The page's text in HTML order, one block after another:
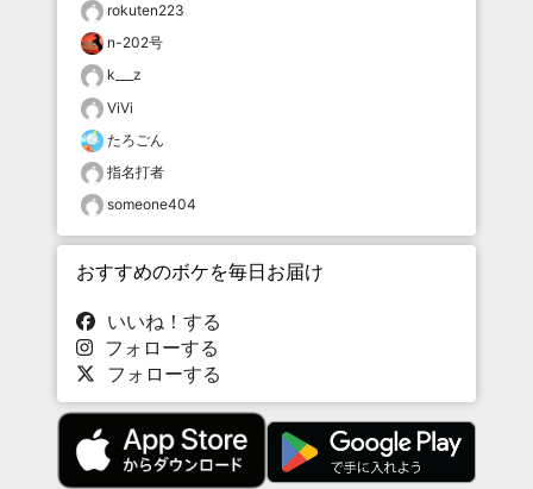
rokuten223
n-202号
k___z
ViVi
たろごん
指名打者
someone404
おすすめのボケを毎日お届け
いいね！する
フォローする
フォローする